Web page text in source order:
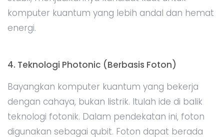
komputer kuantum yang lebih andal dan hemat
energi.
4. Teknologi Photonic (Berbasis Foton)
Bayangkan komputer kuantum yang bekerja
dengan cahaya, bukan listrik. Itulah ide di balik
teknologi fotonik. Dalam pendekatan ini, foton
digunakan sebagai qubit. Foton dapat berada